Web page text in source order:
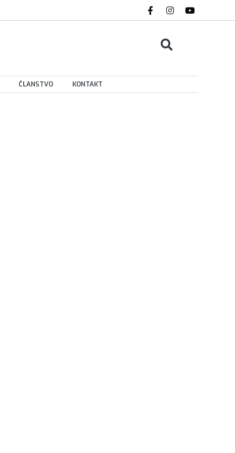
ČLANSTVO KONTAKT